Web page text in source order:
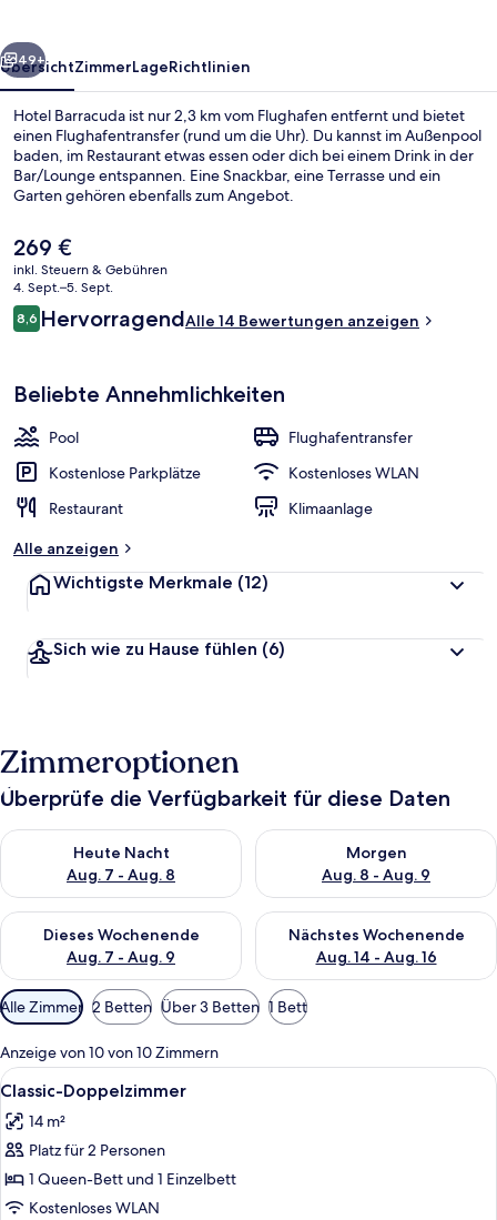
Weiter
49+
ÜbersichtZimmerLageRichtlinien
Hotel Barracuda ist nur 2,3 km vom Flughafen entfernt und bietet
einen Flughafentransfer (rund um die Uhr). Du kannst im Außenpool
baden, im Restaurant etwas essen oder dich bei einem Drink in der
Bar/Lounge entspannen. Eine Snackbar, eine Terrasse und ein
Garten gehören ebenfalls zum Angebot.
Der
aktuelle
Preis
beträgt
269 €.
269 €
inkl. Steuern & Gebühren
4. Sept.–5. Sept.
Bewertungen
8,68,6 von 10.
HervorragendAlle 14 Bewertungen anzeigen
Beliebte Annehmlichkeiten
Pool
Flughafentransfer
Kostenlose Parkplätze
Kostenloses WLAN
Restaurant
Klimaanlage
Alle anzeigen
Wichtigste Merkmale (12)
Sich wie zu Hause fühlen (6)
Zimmeroptionen
Überprüfe die Verfügbarkeit für diese Daten
Heute Nacht
Aug. 7 - Aug. 8
Überprüfe die Verfügbarkeit für heute Nacht, Aug. 7 - Aug. 8.
Morgen
Aug. 8 - Aug. 9
Überprüfe die Verfügbarkeit
Dieses Wochenende
Aug. 7 - Aug. 9
Überprüfe die Verfügbarkeit für dieses Wochenende, Aug. 7
Nächstes Wochenende
Aug. 14 - Aug. 16
Überprüfe die Verfügbarkeit
Verfügbare
Filter
für
Zimmer
Alle Zimmer 2 Betten Über 3 Betten 1 Bett
Anzeige von 10 von 10 Zimmern
Alle
Fotos
für
Classic-
Doppelzimmer
anzeigen
Ein Schlafzimmer mit einem großen
5
Classic-Doppelzimmer
14 m²
Platz für 2 Personen
1 Queen-Bett und 1 Einzelbett
Kostenloses WLAN